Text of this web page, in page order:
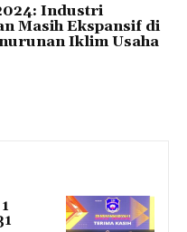
Industri
Masih Ekspansif di
Iklim Usaha